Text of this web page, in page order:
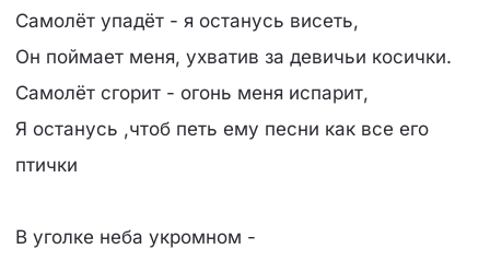
Самолёт упадёт - я останусь висеть,
Он поймает меня, ухватив за девичьи косички.
Самолёт сгорит - огонь меня испарит,
Я останусь ,чтоб петь ему песни как все его
птички
В уголке неба укромном -